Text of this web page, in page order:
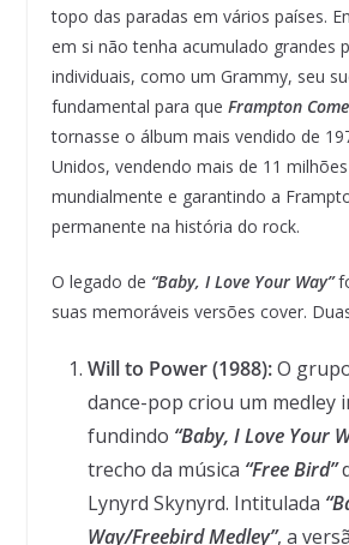
topo das paradas em vários países.
em si não tenha acumulado grandes
individuais, como um Grammy, seu
fundamental para que Frampton
tornasse o álbum mais vendido de
Unidos, vendendo mais de 11
mundialmente e garantindo a
permanente na história do rock.
O legado de “Baby, I Love Your Way”
suas memoráveis versões cover.
Will to Power (1988):O
dance-pop criou um medley
fundindo “Baby, I Love Your
trecho da música “Free Bird”
Lynyrd Skynyrd. Intitulada
Way/Freebird Medley”, a